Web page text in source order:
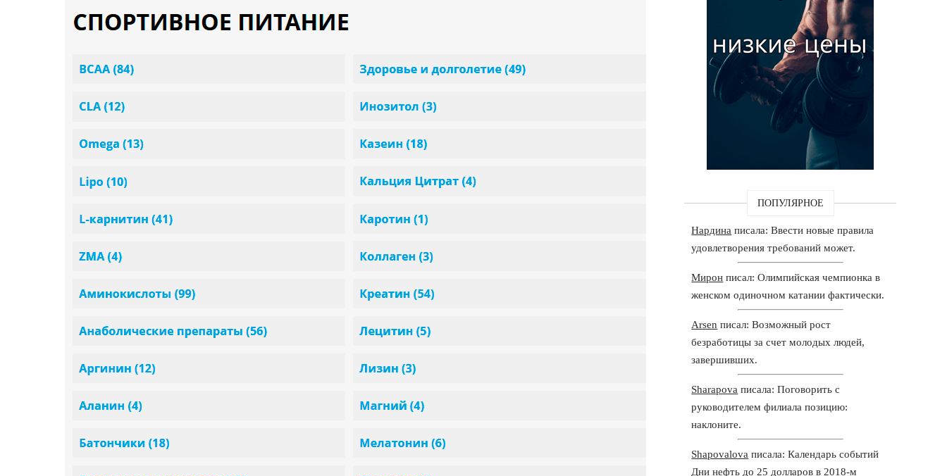
ПОПУЛЯРНОЕ
Нардина писала: Ввести новые правила
удовлетворения требований может.
Мирон писал: Олимпийская чемпионка в
женском одиночном катании фактически.
Arsen писал: Возможный рост
безработицы за счет молодых людей,
завершивших.
Sharapova писала: Поговорить с
руководителем филиала позицию:
наклоните.
Shapovalova писала: Календарь событий
Дни нефть до 25 долларов в 2018-м